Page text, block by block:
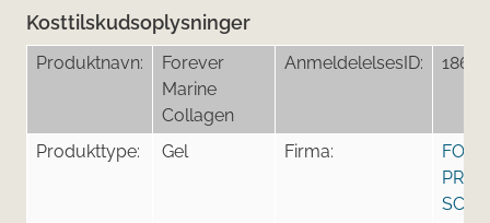
Kosttilskudsoplysninger
Produktnavn:
Forever
Marine
Collagen
AnmeldelelsesID: 18691
Produkttype: Gel Firma: